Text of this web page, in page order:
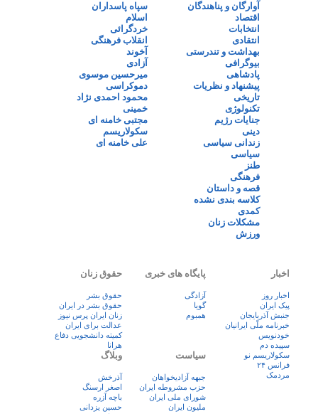
آوارگان و پناهندگان
اقتصاد
انتخابات
انتقادی
بهداشت و تندرستی
بیوگرافی
پادشاهی
پیشنهاد و نظریات
تاریخی
تکنولوژی
جنایات رژیم
دینی
زندانی سیاسی
سیاسی
طنز
فرهنگی
قصه و داستان
کلاسه بندی نشده
کمدی
مشکلات زنان
ورزش
سپاه پاسداران
اسلام
خردگرائی
انقلاب فرهنگی
آخوند
آزادی
میرحسین موسوی
دموکراسی
محمود احمدی نژاد
خمینی
مجتبی خامنه ای
سکولاریسم
علی خامنه ای
اخبار
اخبار روز
پيک ايران
جنبش آذربایجان
خبرنامه ملّی ایرانیان
خودنویس
سپیده دم
سکولاریسم نو
فرانس ۲۴
مردمک
پایگاه های خبری
آزادگی
گویا
همبوم
حقوق زنان
حقوق بشر
حقوق بشر در ایران
زنان ايران پرس نيوز
عدالت برای ایران
کمیته دانشجویی دفاع
هرانا
سیاست
جبهه آزادیخواهان
حزب مشروطه ایران
شورای ملی ایران
ملیون ایران
وبلاگ
آذرخش
اصغر ارسنگ
باچه آزره
حسین یزدانی